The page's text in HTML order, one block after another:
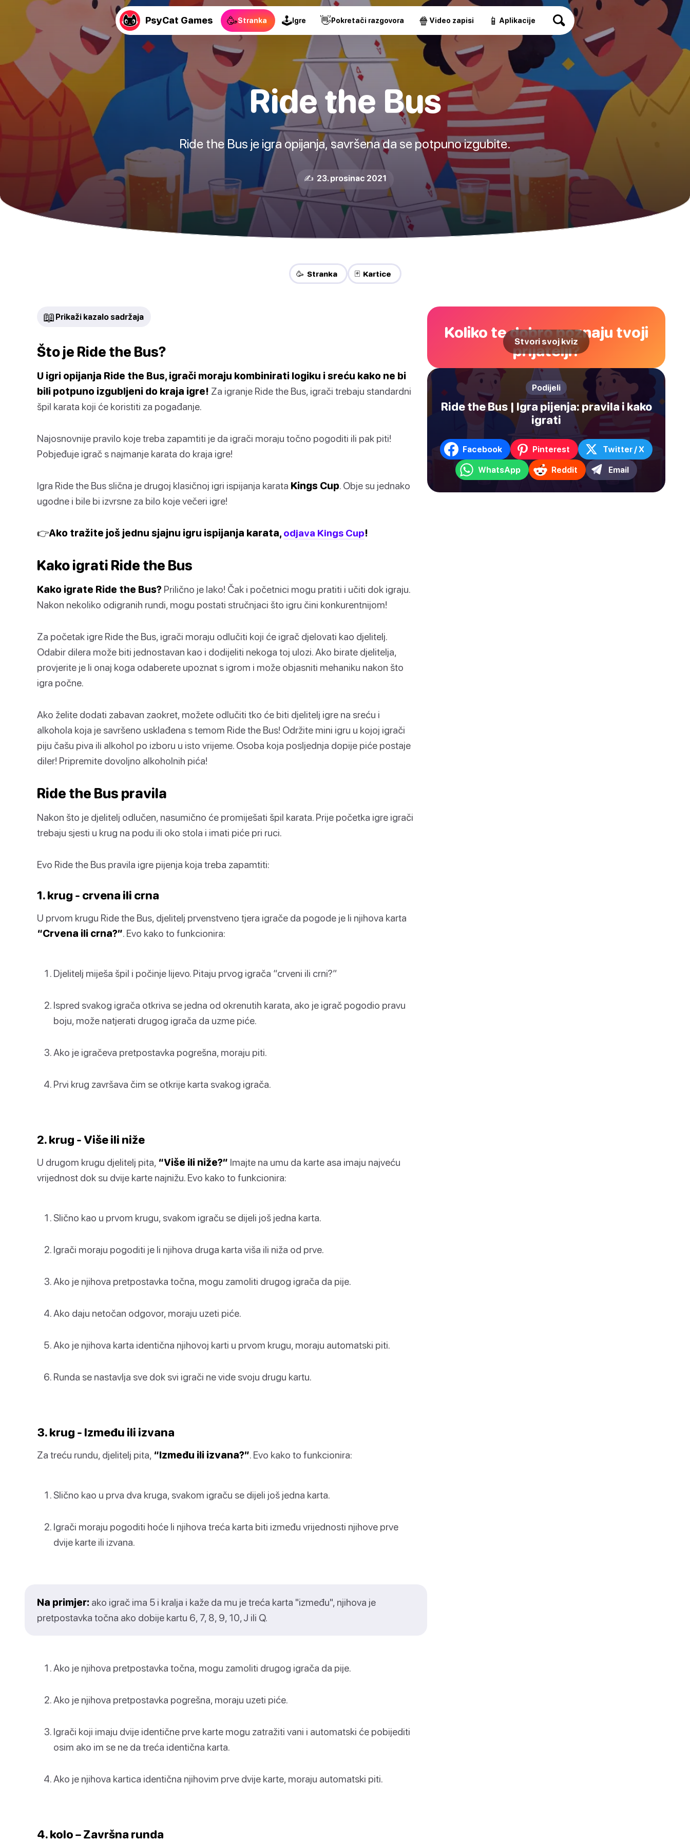
PsyCat Games 🥳Stranka 🕹Igre 👋Pokretači razgovora 🍿 Video zapisi 📱 Aplikacije
Ride the Bus
Ride the Bus je igra opijanja, savršena da se potpuno izgubite.
✍️ 23. prosinac 2021
🥳 Stranka 🃏 Kartice
📖 Prikaži kazalo sadržaja
Što je Ride the Bus?
U igri opijanja Ride the Bus, igrači moraju kombinirati logiku i sreću kako ne bi
bili potpuno izgubljeni do kraja igre! Za igranje Ride the Bus, igrači trebaju standardni
špil karata koji će koristiti za pogađanje.
Najosnovnije pravilo koje treba zapamtiti je da igrači moraju točno pogoditi ili pak piti!
Pobjeđuje igrač s najmanje karata do kraja igre!
Igra Ride the Bus slična je drugoj klasičnoj igri ispijanja karata Kings Cup. Obje su jednako
ugodne i bile bi izvrsne za bilo koje večeri igre!
👉Ako tražite još jednu sjajnu igru ispijanja karata, odjava Kings Cup!
Kako igrati Ride the Bus
Kako igrate Ride the Bus? Prilično je lako! Čak i početnici mogu pratiti i učiti dok igraju.
Nakon nekoliko odigranih rundi, mogu postati stručnjaci što igru čini konkurentnijom!
Za početak igre Ride the Bus, igrači moraju odlučiti koji će igrač djelovati kao djelitelj.
Odabir dilera može biti jednostavan kao i dodijeliti nekoga toj ulozi. Ako birate djelitelja,
provjerite je li onaj koga odaberete upoznat s igrom i može objasniti mehaniku nakon što
igra počne.
Ako želite dodati zabavan zaokret, možete odlučiti tko će biti djelitelj igre na sreću i
alkohola koja je savršeno usklađena s temom Ride the Bus! Održite mini igru u kojoj igrači
piju čašu piva ili alkohol po izboru u isto vrijeme. Osoba koja posljednja dopije piće postaje
diler! Pripremite dovoljno alkoholnih pića!
Ride the Bus pravila
Nakon što je djelitelj odlučen, nasumično će promiješati špil karata. Prije početka igre igrači
trebaju sjesti u krug na podu ili oko stola i imati piće pri ruci.
Evo Ride the Bus pravila igre pijenja koja treba zapamtiti:
1. krug - crvena ili crna
U prvom krugu Ride the Bus, djelitelj prvenstveno tjera igrače da pogode je li njihova karta
“Crvena ili crna?”. Evo kako to funkcionira:
Djelitelj miješa špil i počinje lijevo. Pitaju prvog igrača “crveni ili crni?”
Ispred svakog igrača otkriva se jedna od okrenutih karata, ako je igrač pogodio pravu
boju, može natjerati drugog igrača da uzme piće.
Ako je igračeva pretpostavka pogrešna, moraju piti.
Prvi krug završava čim se otkrije karta svakog igrača.
2. krug - Više ili niže
U drugom krugu djelitelj pita, “Više ili niže?” Imajte na umu da karte asa imaju najveću
vrijednost dok su dvije karte najnižu. Evo kako to funkcionira:
Slično kao u prvom krugu, svakom igraču se dijeli još jedna karta.
Igrači moraju pogoditi je li njihova druga karta viša ili niža od prve.
Ako je njihova pretpostavka točna, mogu zamoliti drugog igrača da pije.
Ako daju netočan odgovor, moraju uzeti piće.
Ako je njihova karta identična njihovoj karti u prvom krugu, moraju automatski piti.
Runda se nastavlja sve dok svi igrači ne vide svoju drugu kartu.
3. krug - Između ili izvana
Za treću rundu, djelitelj pita, “Između ili izvana?”. Evo kako to funkcionira:
Slično kao u prva dva kruga, svakom igraču se dijeli još jedna karta.
Igrači moraju pogoditi hoće li njihova treća karta biti između vrijednosti njihove prve
dvije karte ili izvana.
Na primjer: ako igrač ima 5 i kralja i kaže da mu je treća karta "između", njihova je
pretpostavka točna ako dobije kartu 6, 7, 8, 9, 10, J ili Q.
Ako je njihova pretpostavka točna, mogu zamoliti drugog igrača da pije.
Ako je njihova pretpostavka pogrešna, moraju uzeti piće.
Igrači koji imaju dvije identične prve karte mogu zatražiti vani i automatski će pobijediti
osim ako im se ne da treća identična karta.
Ako je njihova kartica identična njihovim prve dvije karte, moraju automatski piti.
4. kolo – Završna runda
Koliko te dobro poznaju tvoji
prijatelji?
Stvori svoj kviz
Podijeli
Ride the Bus | Igra pijenja: pravila i kako
igrati
Facebook Pinterest Twitter / X
WhatsApp Reddit Email